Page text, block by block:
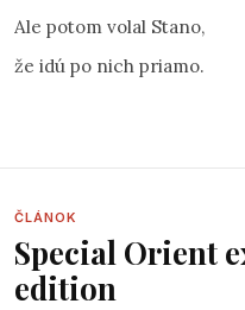
Ale potom volal Stano,
že idú po nich priamo.
ČLÁNOK
Special Orient
edition